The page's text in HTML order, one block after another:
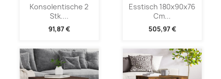
Konsolentische 2
Stk....
91,87 €
Esstisch 180x90x76
Cm...
505,97 €